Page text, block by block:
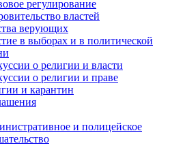
регулирование
властей
верующих
в выборах и в политической
о религии и власти
о религии и праве
и карантин
и полицейское